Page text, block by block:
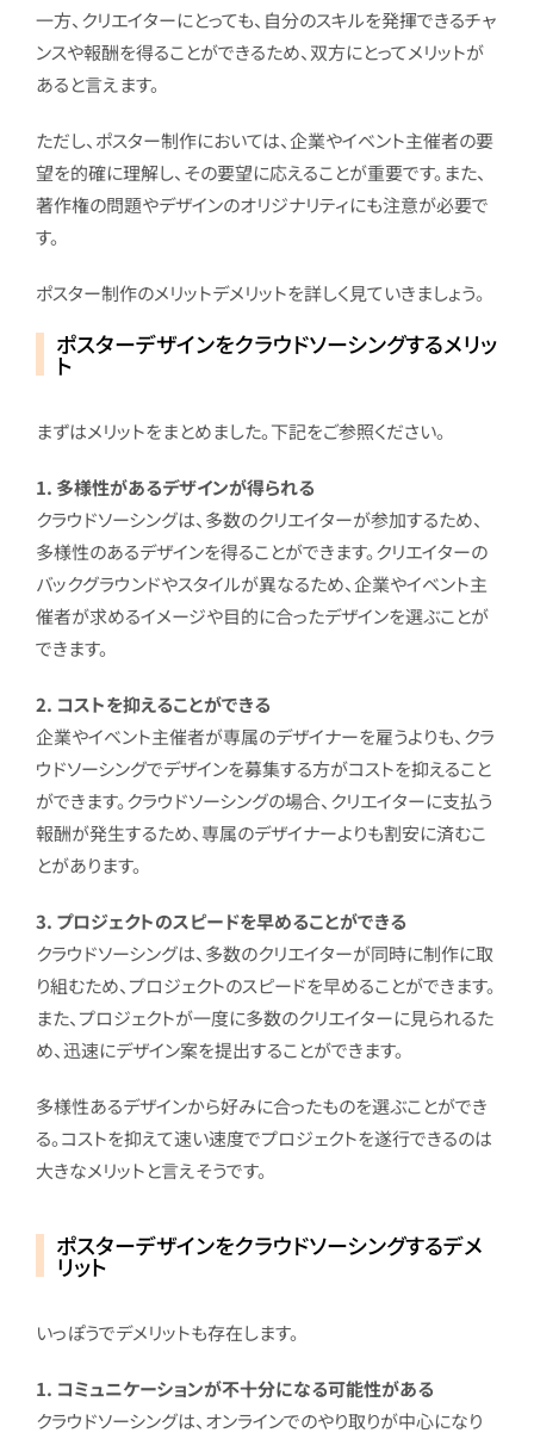
一方、クリエイターにとっても、自分のスキルを発揮できるチャ
ンスや報酬を得ることができるため、双方にとってメリットが
あると言えます。
ただし、ポスター制作においては、企業やイベント主催者の要
望を的確に理解し、その要望に応えることが重要です。また、
著作権の問題やデザインのオリジナリティにも注意が必要で
す。
ポスター制作のメリットデメリットを詳しく見ていきましょう。
ポスターデザインをクラウドソーシングするメリッ
ト
まずはメリットをまとめました。下記をご参照ください。
1. 多様性があるデザインが得られる
クラウドソーシングは、多数のクリエイターが参加するため、
多様性のあるデザインを得ることができます。クリエイターの
バックグラウンドやスタイルが異なるため、企業やイベント主
催者が求めるイメージや目的に合ったデザインを選ぶことが
できます。
2. コストを抑えることができる
企業やイベント主催者が専属のデザイナーを雇うよりも、クラ
ウドソーシングでデザインを募集する方がコストを抑えること
ができます。クラウドソーシングの場合、クリエイターに支払う
報酬が発生するため、専属のデザイナーよりも割安に済むこ
とがあります。
3. プロジェクトのスピードを早めることができる
クラウドソーシングは、多数のクリエイターが同時に制作に取
り組むため、プロジェクトのスピードを早めることができます。
また、プロジェクトが一度に多数のクリエイターに見られるた
め、迅速にデザイン案を提出することができます。
多様性あるデザインから好みに合ったものを選ぶことができ
る。コストを抑えて速い速度でプロジェクトを遂行できるのは
大きなメリットと言えそうです。
ポスターデザインをクラウドソーシングするデメ
リット
いっぽうでデメリットも存在します。
1. コミュニケーションが不十分になる可能性がある
クラウドソーシングは、オンラインでのやり取りが中心になり